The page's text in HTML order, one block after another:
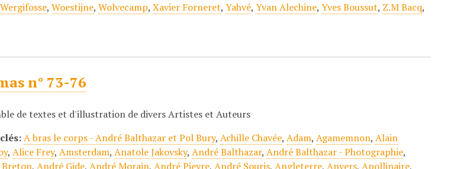
Wergifosse,Woestijne,Wolvecamp,Xavier Forneret,Yahvé,Yvan Alechine,Yves Boussut, Z.M Bacq,
n° 73-76
de textes et d'illustration de divers Artistes et Auteurs
A bras le corps - André Balthazar et Pol Bury,Achille Chavée,Adam,Agamemnon,Alain
,Alice Frey,Amsterdam,Anatole Jakovsky,André Balthazar,André Balthazar - Photographie,
,André Gide,André Morain,André Pieyre,André Souris,Angleterre,Anvers,Apollinaire,